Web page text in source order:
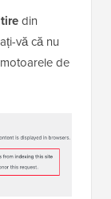
din
vă că nu
de